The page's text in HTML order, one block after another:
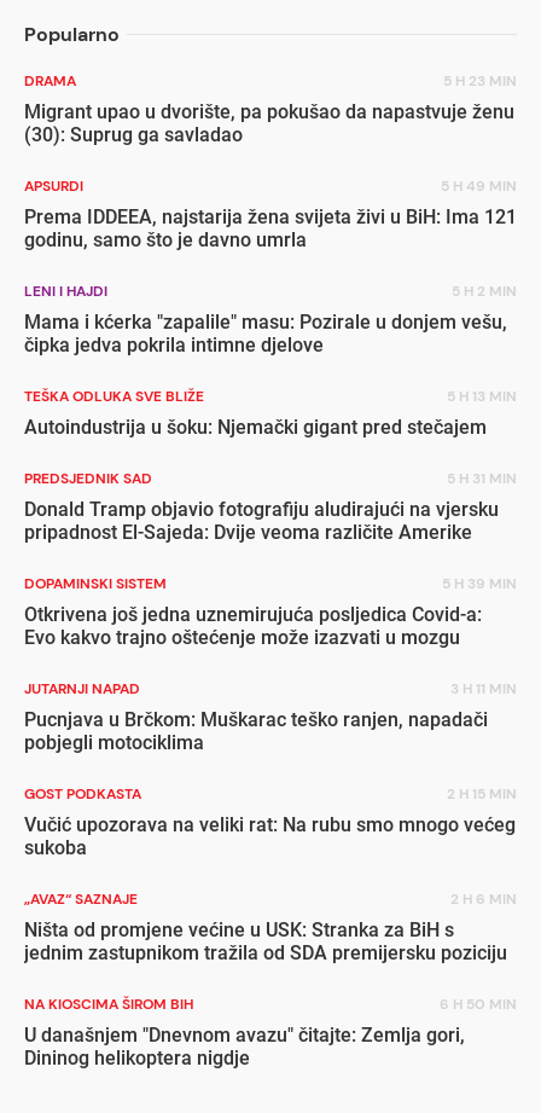
Popularno
DRAMA 5 H 23 MIN
Migrant upao u dvorište, pa pokušao da napastvuje ženu
(30): Suprug ga savladao
APSURDI 5 H 49 MIN
Prema IDDEEA, najstarija žena svijeta živi u BiH: Ima 121
godinu, samo što je davno umrla
LENI I HAJDI 5 H 2 MIN
Mama i kćerka "zapalile" masu: Pozirale u donjem vešu,
čipka jedva pokrila intimne djelove
TEŠKA ODLUKA SVE BLIŽE 5 H 13 MIN
Autoindustrija u šoku: Njemački gigant pred stečajem
PREDSJEDNIK SAD 5 H 31 MIN
Donald Tramp objavio fotografiju aludirajući na vjersku
pripadnost El-Sajeda: Dvije veoma različite Amerike
DOPAMINSKI SISTEM 5 H 39 MIN
Otkrivena još jedna uznemirujuća posljedica Covid-a:
Evo kakvo trajno oštećenje može izazvati u mozgu
JUTARNJI NAPAD 3 H 11 MIN
Pucnjava u Brčkom: Muškarac teško ranjen, napadači
pobjegli motociklima
GOST PODKASTA 2 H 15 MIN
Vučić upozorava na veliki rat: Na rubu smo mnogo većeg
sukoba
„AVAZ“ SAZNAJE 2 H 6 MIN
Ništa od promjene većine u USK: Stranka za BiH s
jednim zastupnikom tražila od SDA premijersku poziciju
NA KIOSCIMA ŠIROM BIH 6 H 50 MIN
U današnjem "Dnevnom avazu" čitajte: Zemlja gori,
Dininog helikoptera nigdje